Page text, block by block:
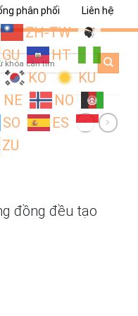
phân phối Liên hệ
ZH-TW
GU
HT
KO
KU
NE
NO
SO
ES
ZU
đồng đều tạo